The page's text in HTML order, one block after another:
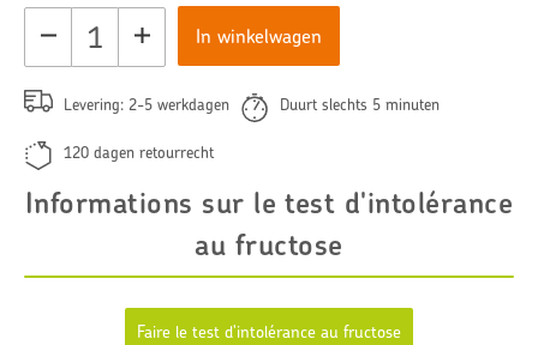
In winkelwagen
Levering: 2-5 werkdagen Duurt slechts 5 minuten
120 dagen retourrecht
Informations sur le test d'intolérance
au fructose
Faire le test d'intolérance au fructose